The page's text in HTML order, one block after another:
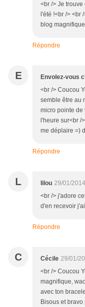
<br /> Je
l'été !<br /> <br
blog
Répondre
E Envolez-vous
<br /> Coucou
semble être au
micro pointe de
l'heure sur<br /
me déplaire =)
Répondre
L lilou 29/01/
<br /> j'adore
d'en recevoir
Répondre
C Cécile 29/01/
<br /> Coucou
magnifique,
avec ton
Bisous et